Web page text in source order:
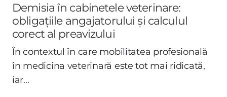
Demisia în cabinetele veterinare:
obligațiile angajatorului și calculul
corect al preavizului
În contextul în care mobilitatea profesională
în medicina veterinară este tot mai ridicată,
iar...